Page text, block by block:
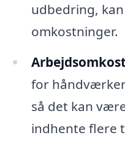
udbedring,
omkostninger.
for
så det kan
indhente flere